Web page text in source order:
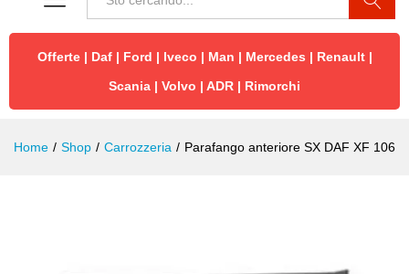
Offerte| Daf| Ford | Iveco | Man | Mercedes | Renault|
Scania | Volvo | ADR | Rimorchi
Home / Shop / Carrozzeria / Parafango anteriore SX DAF XF 106